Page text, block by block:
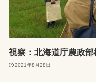
視察：北海道庁農政
2021年8月28日